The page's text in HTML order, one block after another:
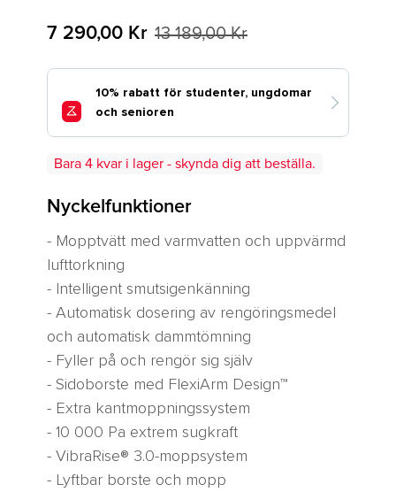
7 290,00 Kr 13 189,00 Kr
Bara 4 kvar i lager - skynda dig att beställa.
Nyckelfunktioner
- Mopptvätt med varmvatten och uppvärmd
lufttorkning
- Intelligent smutsigenkänning
- Automatisk dosering av rengöringsmedel
och automatisk dammtömning
- Fyller på och rengör sig själv
- Sidoborste med FlexiArm Design™
- Extra kantmoppningssystem
- 10 000 Pa extrem sugkraft
- VibraRise® 3.0-moppsystem
- Lyftbar borste och mopp